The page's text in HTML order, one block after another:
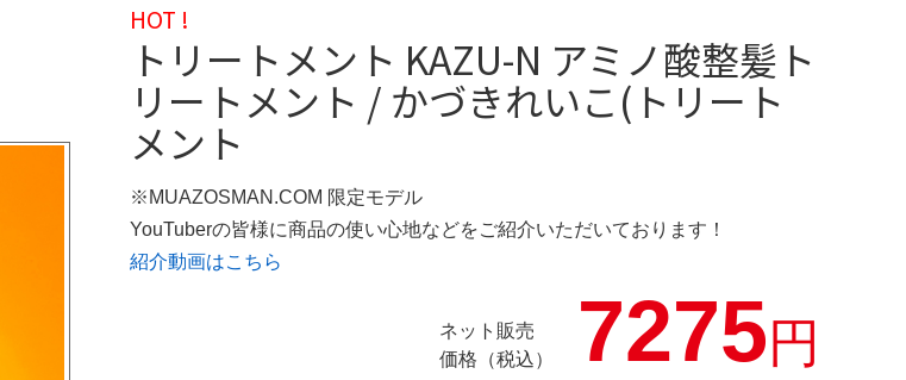
HOT !
トリートメント KAZU-N アミノ酸整髪ト
リートメント / かづきれいこ(トリート
メント
※MUAZOSMAN.COM 限定モデル
YouTuberの皆様に商品の使い心地などをご紹介いただいております！
紹介動画はこちら
ネット販売
価格（税込）
7275円